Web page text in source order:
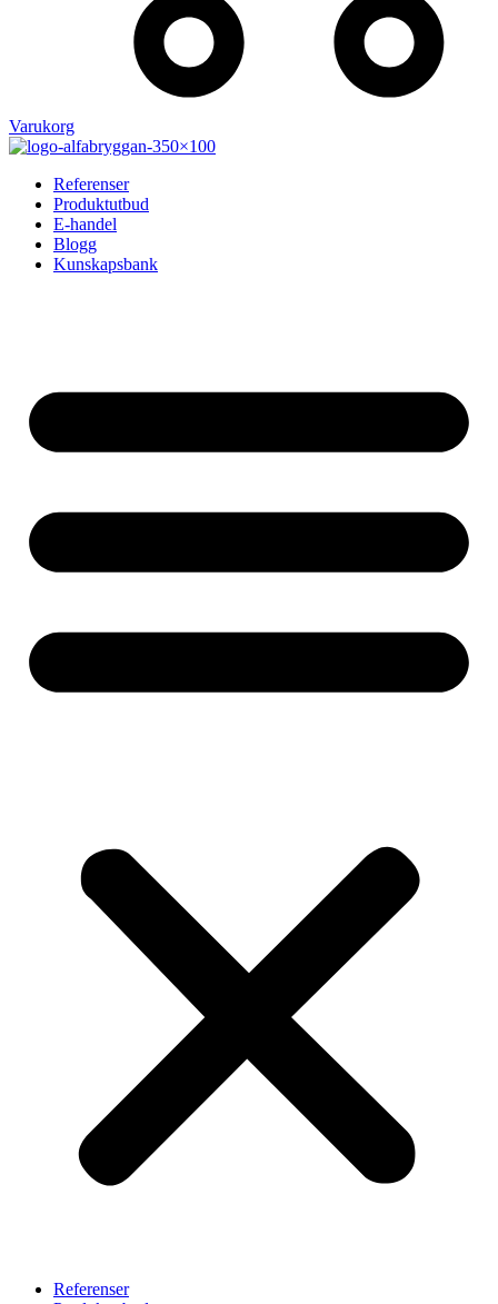
Varukorg
Referenser
Produktutbud
E-handel
Blogg
Kunskapsbank
Referenser